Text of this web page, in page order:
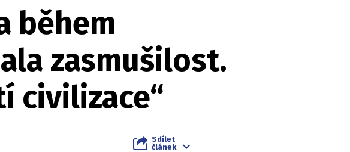
během
zasmušilost.
civilizace“
Sdílet
článek